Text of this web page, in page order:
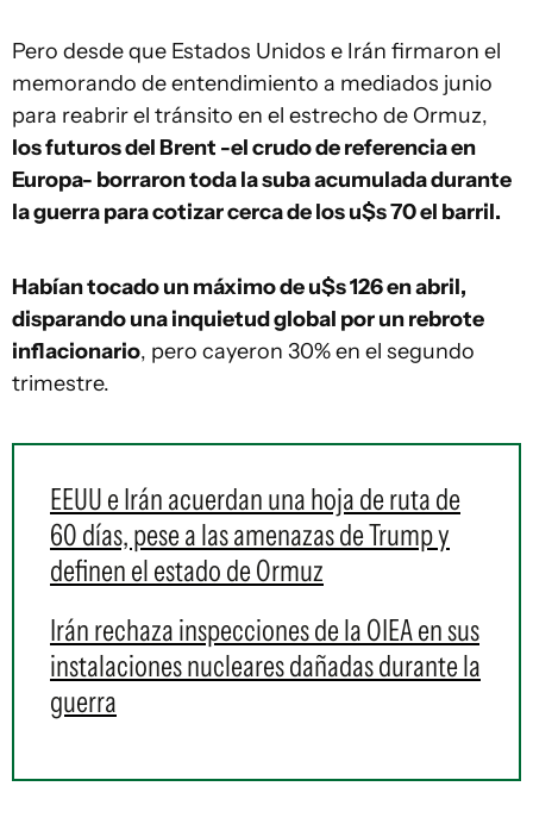
Pero desde que Estados Unidos e Irán firmaron el
memorando de entendimiento a mediados junio
para reabrir el tránsito en el estrecho de Ormuz,
los futuros del Brent -el crudo de referencia en
Europa- borraron toda la suba acumulada durante
la guerra para cotizar cerca de los u$s 70 el barril.
Habían tocado un máximo de u$s 126 en abril,
disparando una inquietud global por un rebrote
inflacionario, pero cayeron 30% en el segundo
trimestre.
EEUU e Irán acuerdan una hoja de ruta de
60 días, pese a las amenazas de Trump y
definen el estado de Ormuz
Irán rechaza inspecciones de la OIEA en sus
instalaciones nucleares dañadas durante la
guerra